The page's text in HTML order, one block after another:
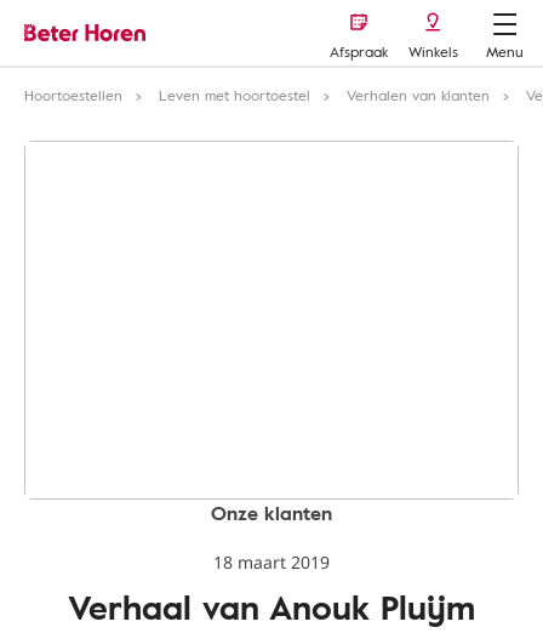
Afspraak Winkels
Menu
Hoortoestellen
Leven met hoortoestel Verhalen van klanten
Onze klanten
18 maart 2019
Verhaal van Anouk Pluijm